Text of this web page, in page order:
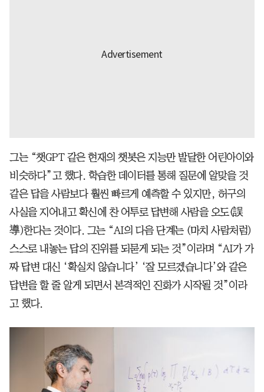
그는 “챗GPT 같은 현재의 챗봇은 지능만 발달한 어린아이와
비슷하다”고 했다. 학습한 데이터를 통해 질문에 알맞을 것
같은 답을 사람보다 훨씬 빠르게 예측할 수 있지만, 허구의
사실을 지어내고 확신에 찬 어투로 답변해 사람을 오도(誤
導)한다는 것이다. 그는 “AI의 다음 단계는 (마치 사람처럼)
스스로 내놓는 답의 진위를 되묻게 되는 것”이라며 “AI가 가
짜 답변 대신 ‘확실치 않습니다’ ‘잘 모르겠습니다’와 같은
답변을 할 줄 알게 되면서 본격적인 진화가 시작될 것”이라
고 했다.